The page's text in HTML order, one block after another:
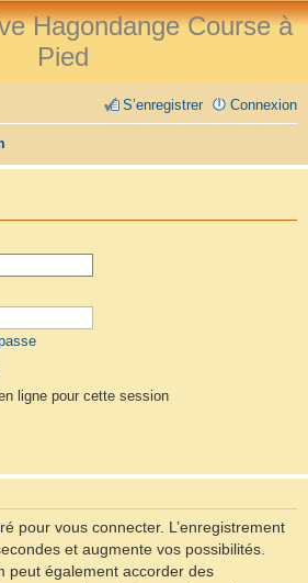
Hagondange Course à
Pied
Connexion
S’enregistrer
ligne pour cette session
pour vous connecter. L’enregistrement
et augmente vos possibilités.
peut également accorder des